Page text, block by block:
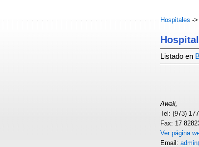
Hospitales ->
Listado en
Awali,
Tel: (973)
Fax: 17
Ver página
Email: